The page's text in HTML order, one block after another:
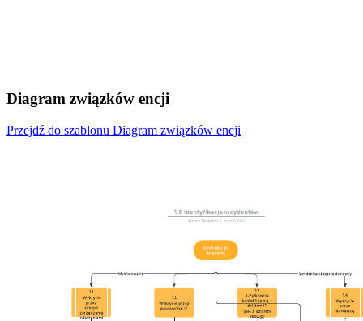
Diagram związków encji
Przejdź do szablonu Diagram związków encji